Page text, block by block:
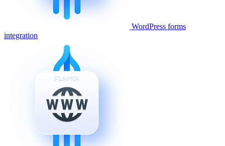
WordPress forms
integration